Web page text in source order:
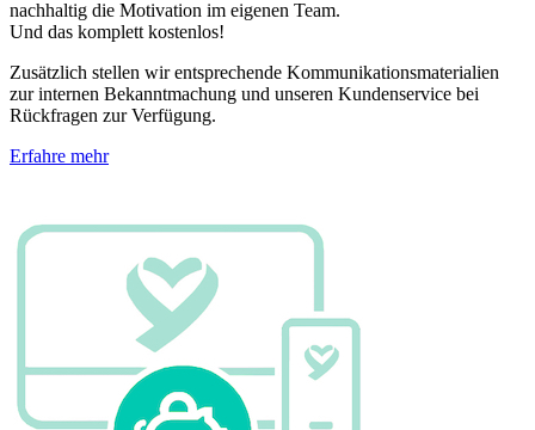
nachhaltig die Motivation im eigenen Team.
Und das komplett kostenlos!
Zusätzlich stellen wir entsprechende Kommunikationsmaterialien
zur internen Bekanntmachung und unseren Kundenservice bei
Rückfragen zur Verfügung.
Erfahre mehr